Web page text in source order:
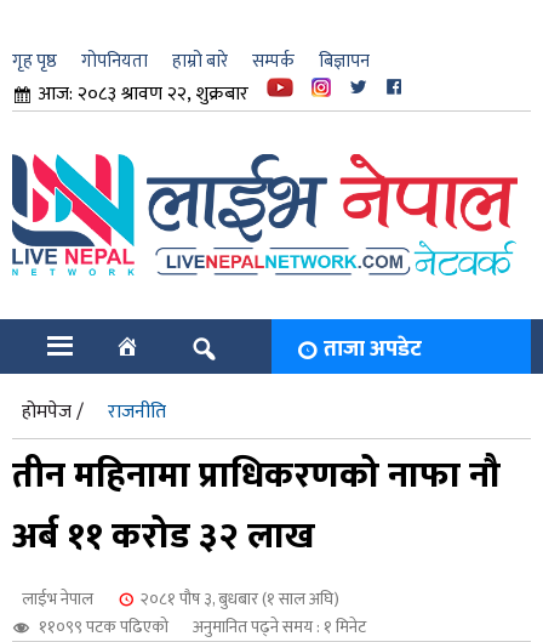
गृह पृष्ठ गोपनियता हाम्रो बारे सम्पर्क बिज्ञापन
आज: २०८३ श्रावण २२, शुक्रबार
ताजा अपडेट
होमपेज / राजनीति
तीन महिनामा प्राधिकरणको नाफा नौ
अर्ब ११ करोड ३२ लाख
लाईभ नेपाल
२०८१ पौष ३, बुधबार (१ साल अघि)
११०९९ पटक पढिएको
अनुमानित पढ्ने समय : १ मिनेट